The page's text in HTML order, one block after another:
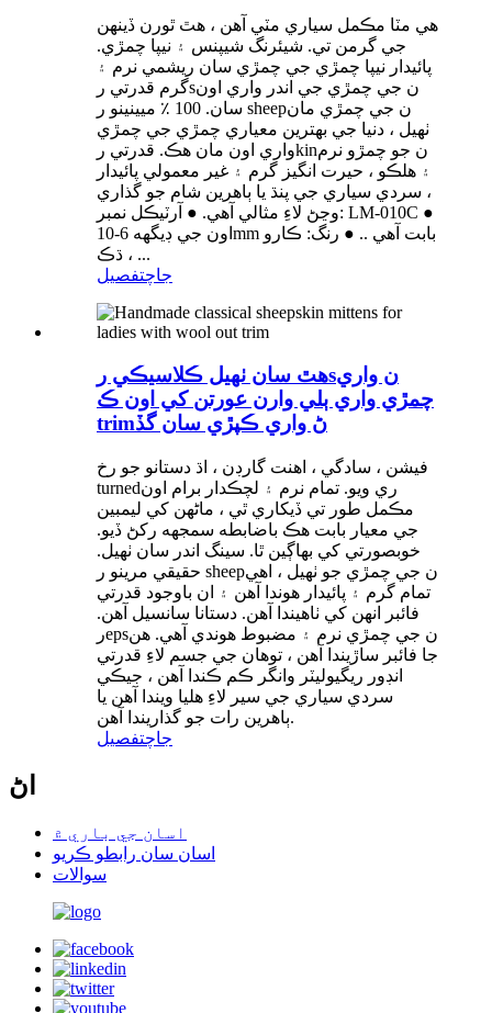
هي مٽا مڪمل سياري مٽي آهن ، هٿ ٿورن ڏينهن
جي گرمن تي. شيئرنگ شيپنس ۽ نيپا چمڙي.
پائيدار نيپا چمڙي جي چمڙي سان ريشمي نرم ۽
گرم قدرتي رsن جي چمڙي جي اندر واري اون
سان. 100 ٪ ميينينو ر sheepن جي چمڙي مان
ٺهيل ، دنيا جي بهترين معياري چمڙي جي چمڙي
واري اون مان هڪ. قدرتي رkinن جو چمڙو نرم
۽ هلڪو ، حيرت انگيز گرم ۽ غير معمولي پائيدار
، سردي سياري جي پنڌ ​​يا ٻاهرين شام جو گذاري
وڃڻ لاءِ مثالي آهي. ● آرٽيڪل نمبر: LM-010C ●
اون جي ڊيگهه 6-10mm بابت آهي .. ● رنگ: ڪارو
، ڌڪ ...
جاچتفصيل
هٿ سان ٺهيل ڪلاسيڪي رsن واري
چمڙي واري ٻلي وارن عورتن کي اون ڪ
trimڻ واري ڪپڙي سان گڏ
فيشن ، سادگي ، اهنت گارڊن ، اڌ دستانو جو رخ
turnedري ويو. تمام نرم ۽ لچڪدار برام اون
مڪمل طور تي ڏيکاري ٿي ، ماڻهن کي ليمبين
جي معيار بابت هڪ باضابطه سمجھه رکڻ ڏيو.
خوبصورتي کي بهاڳين ٿا. سينگ اندر سان ٺهيل.
حقيقي مرينو ر sheepن جي چمڙي جو ٺهيل ، اهي
تمام گرم ۽ پائيدار هوندا آهن ۽ ان باوجود قدرتي
فائبر انهن کي ٺاهيندا آهن. دستانا سانسيل آهن.
رepsن جي چمڙي نرم ۽ مضبوط هوندي آهي. هن
جا فائبر ساڙيندا آهن ، توهان جي جسم لاءِ قدرتي
انڊور ريگيوليٽر وانگر ڪم ڪندا آهن ، جيڪي
سردي سياري جي سير لاءِ هليا ويندا آهن يا
ٻاهرين رات جو گذاريندا آهن.
جاچتفصيل
اڻ
اسان جي باري ۾
اسان سان رابطو ڪريو
سوالات